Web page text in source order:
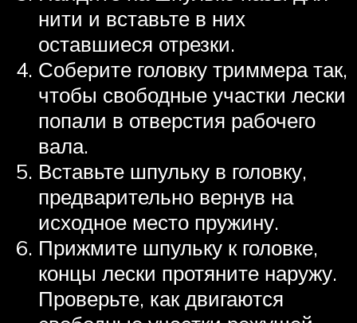
нити и вставьте в них
оставшиеся отрезки.
Соберите головку триммера так,
чтобы свободные участки лески
попали в отверстия рабочего
вала.
Вставьте шпульку в головку,
предварительно вернув на
исходное место пружину.
Прижмите шпульку к головке,
концы лески протяните наружу.
Проверьте, как двигаются